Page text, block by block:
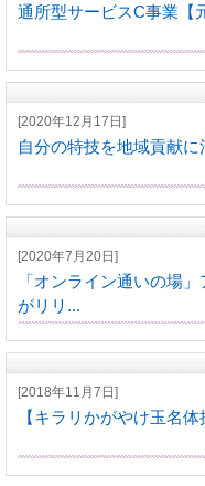
通所型サービスC事業【
[2020年12月17日]
自分の特技を地域貢献
[2020年7月20日]
「オンライン通いの場
がリリ...
[2018年11月7日]
【キラリかがやけ玉名